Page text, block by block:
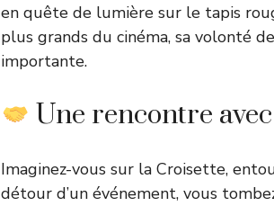
en quête de lumière sur le tapis
plus grands du cinéma, sa volonté
importante.
Une rencontre
Imaginez-vous sur la Croisette,
détour d’un événement, vous